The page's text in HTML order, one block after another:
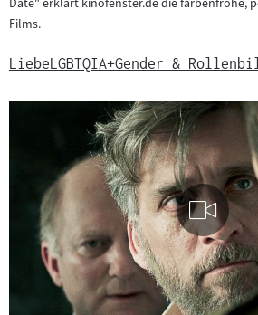
Films.
LiebeLGBTQIA+Gender &